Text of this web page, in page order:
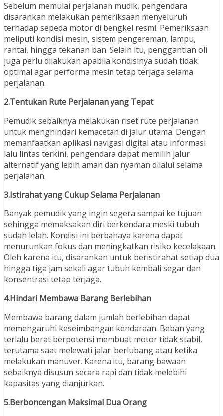
Sebelum memulai perjalanan mudik, pengendara
disarankan melakukan pemeriksaan menyeluruh
terhadap sepeda motor di bengkel resmi. Pemeriksaan
meliputi kondisi mesin, sistem pengereman, lampu,
rantai, hingga tekanan ban. Selain itu, penggantian oli
juga perlu dilakukan apabila kondisinya sudah tidak
optimal agar performa mesin tetap terjaga selama
perjalanan.
2.Tentukan Rute Perjalanan yang Tepat
Pemudik sebaiknya melakukan riset rute perjalanan
untuk menghindari kemacetan di jalur utama. Dengan
memanfaatkan aplikasi navigasi digital atau informasi
lalu lintas terkini, pengendara dapat memilih jalur
alternatif yang lebih aman dan nyaman dilalui selama
perjalanan.
3.Istirahat yang Cukup Selama Perjalanan
Banyak pemudik yang ingin segera sampai ke tujuan
sehingga memaksakan diri berkendara meski tubuh
sudah lelah. Kondisi ini berbahaya karena dapat
menurunkan fokus dan meningkatkan risiko kecelakaan.
Oleh karena itu, disarankan untuk beristirahat setiap dua
hingga tiga jam sekali agar tubuh kembali segar dan
konsentrasi tetap terjaga.
4.Hindari Membawa Barang Berlebihan
Membawa barang dalam jumlah berlebihan dapat
memengaruhi keseimbangan kendaraan. Beban yang
terlalu berat berpotensi membuat motor tidak stabil,
terutama saat melewati jalan berlubang atau ketika
melakukan manuver. Karena itu, barang bawaan
sebaiknya disusun secara rapi dan tidak melebihi
kapasitas yang dianjurkan.
5.Berboncengan Maksimal Dua Orang